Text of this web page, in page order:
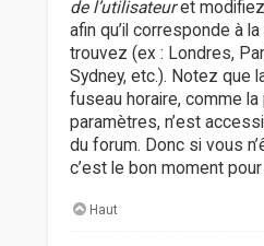
de l’utilisateuret
afin qu’il corresponde à
trouvez (ex : Londres,
Sydney, etc.). Notez que
fuseau horaire, comme
paramètres, n’est
du forum. Donc si vous
c’est le bon moment
Haut